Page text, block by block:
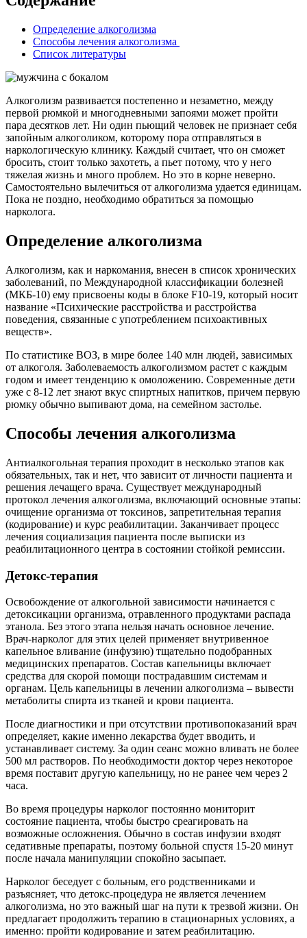
Определение алкоголизма
Способы лечения алкоголизма
Список литературы
Алкоголизм развивается постепенно и незаметно, между
первой рюмкой и многодневными запоями может пройти
пара десятков лет. Ни один пьющий человек не признает себя
запойным алкоголиком, которому пора отправляться в
наркологическую клинику. Каждый считает, что он сможет
бросить, стоит только захотеть, а пьет потому, что у него
тяжелая жизнь и много проблем. Но это в корне неверно.
Самостоятельно вылечиться от алкоголизма удается единицам.
Пока не поздно, необходимо обратиться за помощью
нарколога.
Определение алкоголизма
Алкоголизм, как и наркомания, внесен в список хронических
заболеваний, по Международной классификации болезней
(МКБ-10) ему присвоены коды в блоке F10-19, который носит
название «Психические расстройства и расстройства
поведения, связанные с употреблением психоактивных
веществ».
По статистике ВОЗ, в мире более 140 млн людей, зависимых
от алкоголя. Заболеваемость алкоголизмом растет с каждым
годом и имеет тенденцию к омоложению. Современные дети
уже с 8-12 лет знают вкус спиртных напитков, причем первую
рюмку обычно выпивают дома, на семейном застолье.
Способы лечения алкоголизма
Антиалкогольная терапия проходит в несколько этапов как
обязательных, так и нет, что зависит от личности пациента и
решения лечащего врача. Существует международный
протокол лечения алкоголизма, включающий основные этапы:
очищение организма от токсинов, запретительная терапия
(кодирование) и курс реабилитации. Заканчивает процесс
лечения социализация пациента после выписки из
реабилитационного центра в состоянии стойкой ремиссии.
Детокс-терапия
Освобождение от алкогольной зависимости начинается с
детоксикации организма, отравленного продуктами распада
этанола. Без этого этапа нельзя начать основное лечение.
Врач-нарколог для этих целей применяет внутривенное
капельное вливание (инфузию) тщательно подобранных
медицинских препаратов. Состав капельницы включает
средства для скорой помощи пострадавшим системам и
органам. Цель капельницы в лечении алкоголизма – вывести
метаболиты спирта из тканей и крови пациента.
После диагностики и при отсутствии противопоказаний врач
определяет, какие именно лекарства будет вводить, и
устанавливает систему. За один сеанс можно вливать не более
500 мл растворов. По необходимости доктор через некоторое
время поставит другую капельницу, но не ранее чем через 2
часа.
Во время процедуры нарколог постоянно мониторит
состояние пациента, чтобы быстро среагировать на
возможные осложнения. Обычно в состав инфузии входят
седативные препараты, поэтому больной спустя 15-20 минут
после начала манипуляции спокойно засыпает.
Нарколог беседует с больным, его родственниками и
разъясняет, что детокс-процедура не является лечением
алкоголизма, но это важный шаг на пути к трезвой жизни. Он
предлагает продолжить терапию в стационарных условиях, а
именно: пройти кодирование и затем реабилитацию.